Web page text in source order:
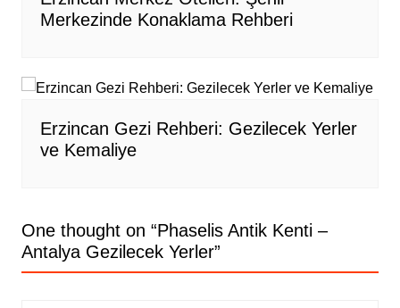
Merkezinde Konaklama Rehberi
Erzincan Gezi Rehberi: Gezilecek Yerler
ve Kemaliye
One thought on “Phaselis Antik Kenti –
Antalya Gezilecek Yerler”